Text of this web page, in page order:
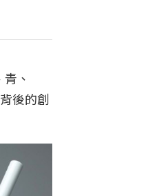
、
後的創